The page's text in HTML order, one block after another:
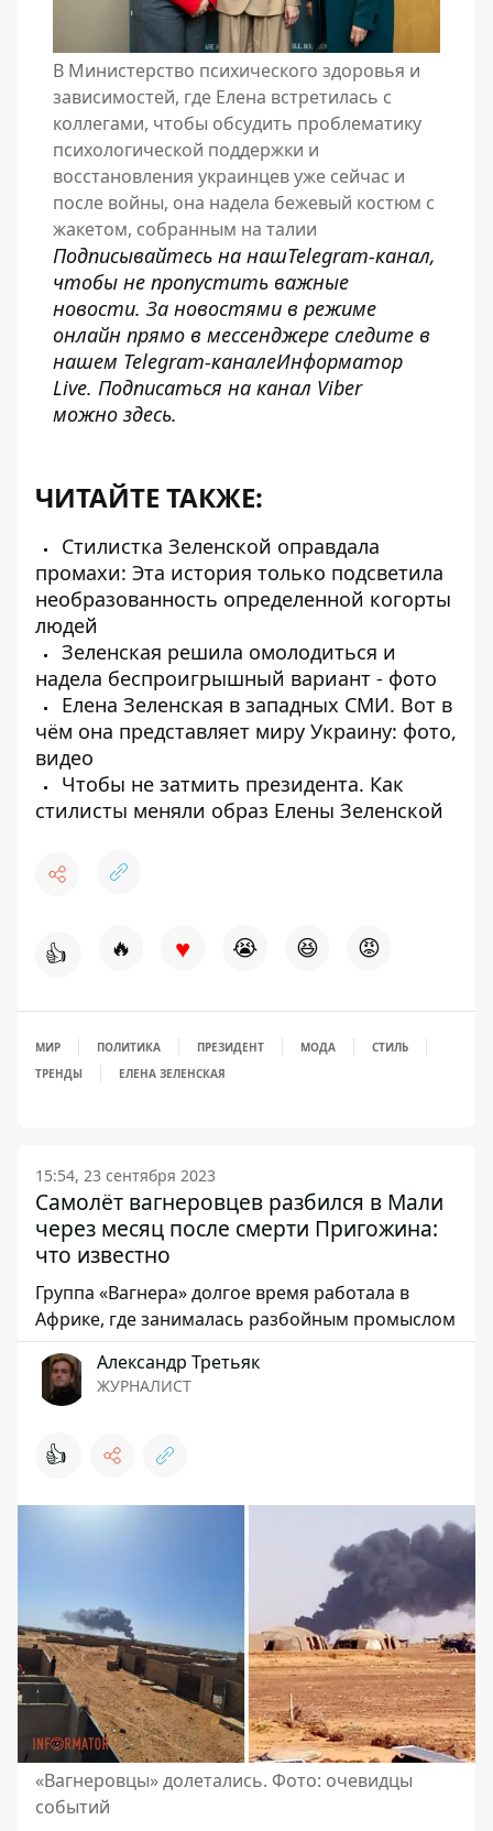
В Министерство психического здоровья и
зависимостей, где Елена встретилась с
коллегами, чтобы обсудить проблематику
психологической поддержки и
восстановления украинцев уже сейчас и
после войны, она надела бежевый костюм с
жакетом, собранным на талии
Подписывайтесь на нашTelegram-канал,
чтобы не пропустить важные
новости. За новостями в режиме
онлайн прямо в мессенджере следите в
нашем Telegram-каналеИнформатор
Live. Подписаться на канал Viber
можно здесь.
ЧИТАЙТЕ ТАКЖЕ:
Стилистка Зеленской оправдала
промахи: Эта история только подсветила
необразованность определенной когорты
людей
Зеленская решила омолодиться и
надела беспроигрышный вариант - фото
Елена Зеленская в западных СМИ. Вот в
чём она представляет миру Украину: фото,
видео
Чтобы не затмить президента. Как
стилисты меняли образ Елены Зеленской
👍 🔥 ♥ 😭 😆 😡
МИР ПОЛИТИКА ПРЕЗИДЕНТ МОДА
СТИЛЬ
ТРЕНДЫ
ЕЛЕНА ЗЕЛЕНСКАЯ
15:54, 23 сентября 2023
Самолёт вагнеровцев разбился в Мали
через месяц после смерти Пригожина:
что известно
Группа «Вагнера» долгое время работала в
Африке, где занималась разбойным промыслом
Александр Третьяк
ЖУРНАЛИСТ
👍
«Вагнеровцы» долетались. Фото: очевидцы
событий